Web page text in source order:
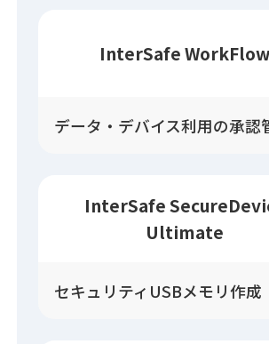
InterSafe WorkFlow
データ・デバイス利用の承認
InterSafe
Ultimate
セキュリティUSBメモリ作成